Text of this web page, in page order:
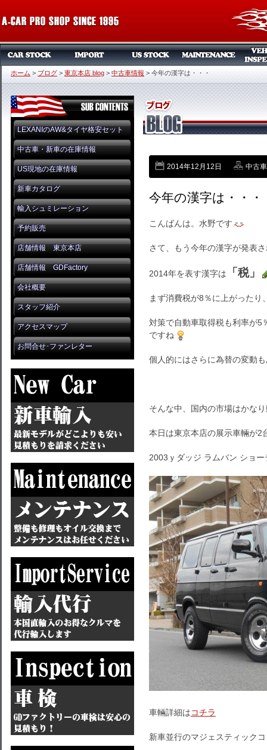
ホーム > ブログ > 東京本店 blog > 中古車情報 > 今年の漢字は・・・
LEXANIのAW&タイヤ格安セット
中古車・新車の在庫情報
US現地の在庫情報
新車カタログ
輸入シュミレーション
予約販売
店舗情報 東京本店
店舗情報 GDFactory
会社概要
スタッフ紹介
アクセスマップ
お問合せ･ファンレター
2014年12月12日 中古
今年の漢字は・・・
こんばんは。水野です
さて、もう今年の漢字が発表
2014年を表す漢字は 「税」
まず消費税が8％に上がったり
対策で自動車取得税も利率が
ですね
個人的にはさらに為替の変動
そんな中、国内の市場はかな
本日は東京本店の展示車輛が2
2003ｙダッジ ラムバン ショー
車輛詳細はコチラ
新車並行のマジェスティック